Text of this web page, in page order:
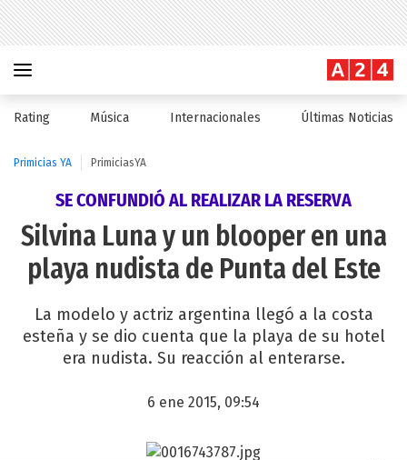
Rating Música Internacionales Últimas Noticias
Primicias YA PrimiciasYA
SE CONFUNDIÓ AL REALIZAR LA RESERVA
Silvina Luna y un blooper en una
playa nudista de Punta del Este
La modelo y actriz argentina llegó a la costa
esteña y se dio cuenta que la playa de su hotel
era nudista. Su reacción al enterarse.
6 ene 2015, 09:54